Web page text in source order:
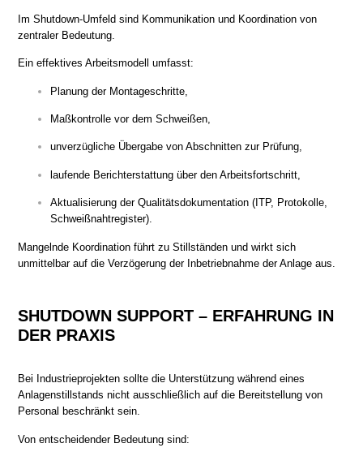
Im Shutdown-Umfeld sind Kommunikation und Koordination von
zentraler Bedeutung.
Ein effektives Arbeitsmodell umfasst:
Planung der Montageschritte,
Maßkontrolle vor dem Schweißen,
unverzügliche Übergabe von Abschnitten zur Prüfung,
laufende Berichterstattung über den Arbeitsfortschritt,
Aktualisierung der Qualitätsdokumentation (ITP, Protokolle,
Schweißnahtregister).
Mangelnde Koordination führt zu Stillständen und wirkt sich
unmittelbar auf die Verzögerung der Inbetriebnahme der Anlage aus.
SHUTDOWN SUPPORT – ERFAHRUNG IN
DER PRAXIS
Bei Industrieprojekten sollte die Unterstützung während eines
Anlagenstillstands nicht ausschließlich auf die Bereitstellung von
Personal beschränkt sein.
Von entscheidender Bedeutung sind: